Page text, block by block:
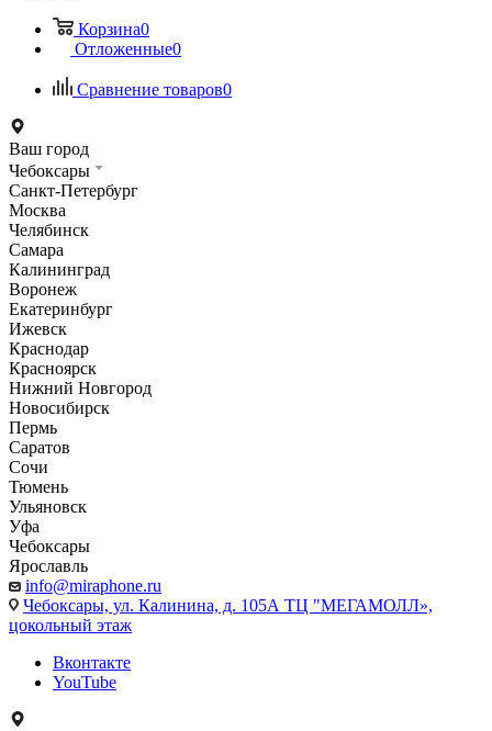
Корзина0
Отложенные0
Сравнение товаров0
Ваш город
Чебоксары
Санкт-Петербург
Москва
Челябинск
Самара
Калининград
Воронеж
Екатеринбург
Ижевск
Краснодар
Красноярск
Нижний Новгород
Новосибирск
Пермь
Саратов
Сочи
Тюмень
Ульяновск
Уфа
Чебоксары
Ярославль
info@miraphone.ru
Чебоксары, ул. Калинина, д. 105А ТЦ "МЕГАМОЛЛ»,
цокольный этаж
Вконтакте
YouTube